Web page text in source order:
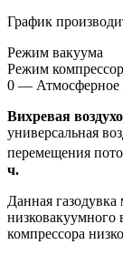
График
Режим вакуума
Режим
0 — Атмосферное
Вихревая
универсальная
перемещения
ч.
Данная газодувка
низковакуумного
компрессора